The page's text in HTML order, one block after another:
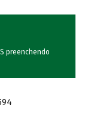
preenchendo